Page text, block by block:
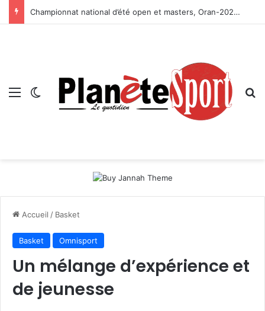
Championnat national d’été open et masters, Oran-2026 — Le CRB s’adjuge le titre
Menu Switch skin
Accueil / Basket
Basket Omnisport
Un mélange d’expérience et
de jeunesse